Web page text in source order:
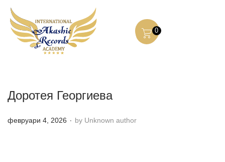
0
Доротея Георгиева
P
февруари 4, 2026 . by Unknown author